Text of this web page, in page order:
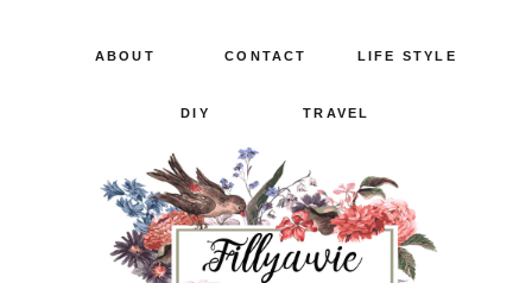
ABOUT CONTACT LIFE STYLE
DIY TRAVEL